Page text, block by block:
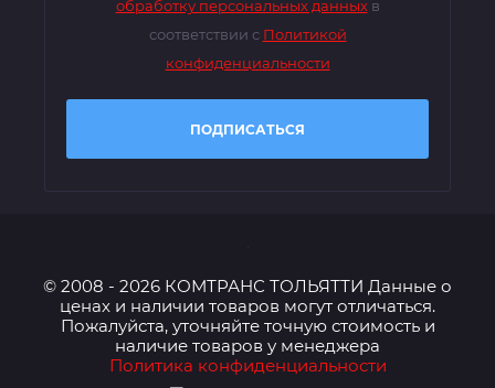
обработку персональных данныхв
соответствии с Политикой
конфиденциальности
ПОДПИСАТЬСЯ
© 2008 - 2026 КОМТРАНС ТОЛЬЯТТИ Данные о
ценах и наличии товаров могут отличаться.
Пожалуйста, уточняйте точную стоимость и
наличие товаров у менеджера
Политика конфиденциальности